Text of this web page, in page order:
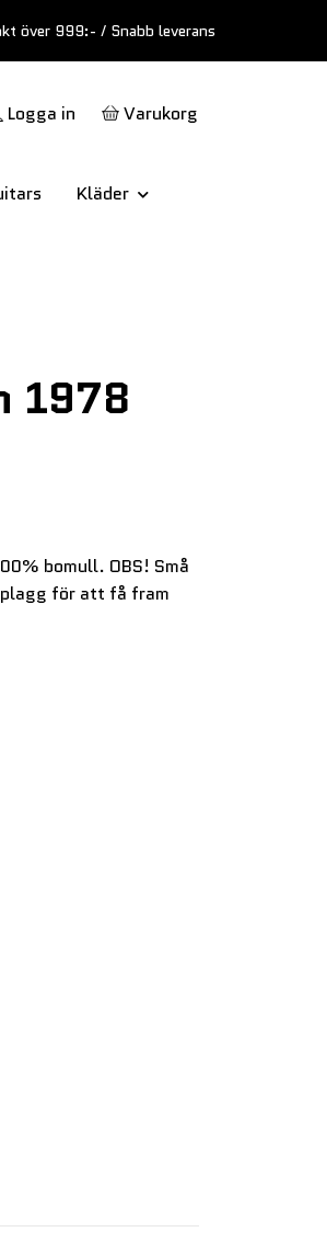
över 999:- / Snabb leverans
Logga in Varukorg
Kläder
1978
bomull. OBS! Små
för att få fram